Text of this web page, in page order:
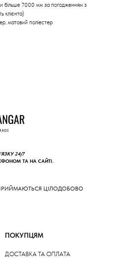
більше 7000 мм за погодженням з
клієнта)
матовий поліестер
ДОСТАВКА ТА ОПЛАТА
ПОКУПЦЯМ
24/7
ТА НА САЙТІ.
ЦІЛОДОБОВО